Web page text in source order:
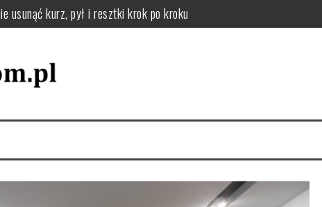
usunąć kurz, pył i resztki krok po kroku
układać naczynia i dbać o zmywarkę dla wygody i efektywności pracy
funkcjonalną pralnię i uniknąć bałaganu
w domu: praktyczne nawyki i naturalne sposoby
plan działania i selekcja rzeczy dla uporządkowanej przestrzeni